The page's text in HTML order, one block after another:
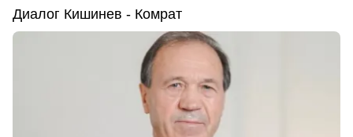
Диалог Кишинев - Комрат